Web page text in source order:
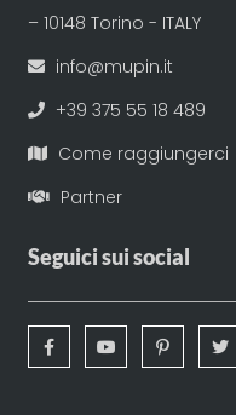
– 10148 Torino - ITALY
info@mupin.it
+39 375 55 18 489
Come raggiungerci
Partner
Seguici sui social